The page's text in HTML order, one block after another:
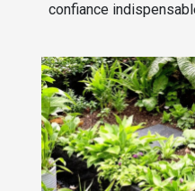
confiance